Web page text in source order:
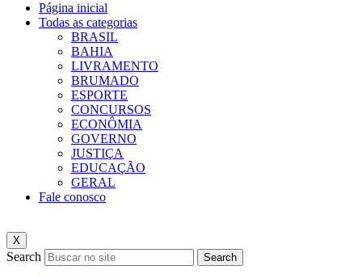
Página inicial
Todas as categorias
BRASIL
BAHIA
LIVRAMENTO
BRUMADO
ESPORTE
CONCURSOS
ECONÔMIA
GOVERNO
JUSTIÇA
EDUCAÇÃO
GERAL
Fale conosco
X
Search Search